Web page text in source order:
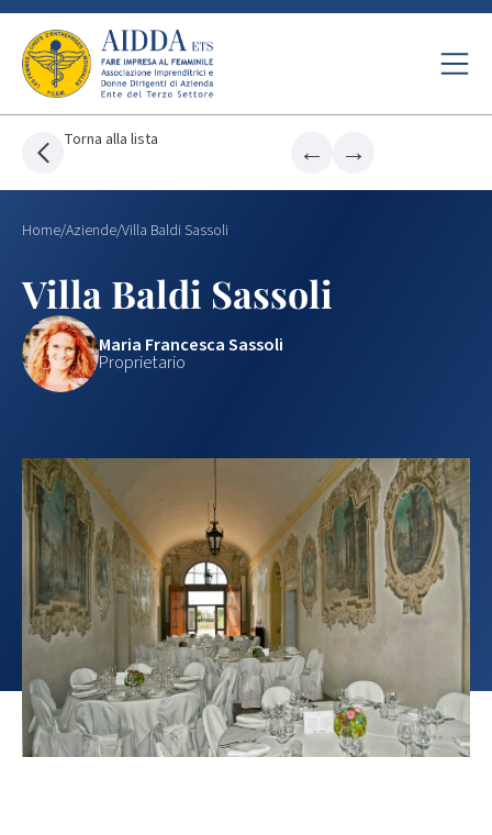
Torna alla lista ← →
Home/Aziende/Villa Baldi Sassoli
Villa Baldi Sassoli
Maria Francesca Sassoli
Proprietario